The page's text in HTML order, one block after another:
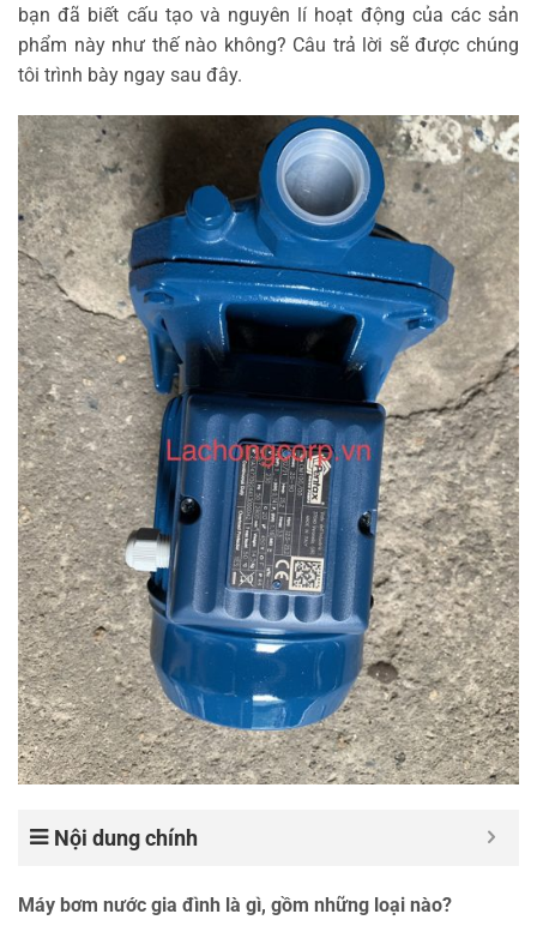
bạn đã biết cấu tạo và nguyên lí hoạt động của các sản
phẩm này như thế nào không? Câu trả lời sẽ được chúng
tôi trình bày ngay sau đây.
Nội dung chính
Máy bơm nước gia đình là gì, gồm những loại nào?